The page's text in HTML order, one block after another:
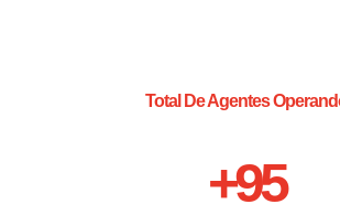
Total De Agentes
+95